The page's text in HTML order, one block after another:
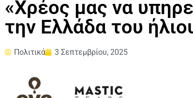
«Χρέος μας να
την Ελλάδα του
Πολιτικά 3 Σεπτεμβρίου, 2025